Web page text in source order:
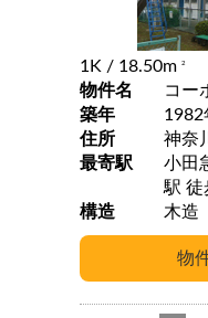
1K / 18.50m 2
物件名
コー
築年
1982
住所
神奈
最寄駅
小田
構造
木造